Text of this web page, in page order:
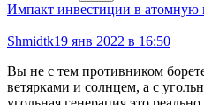
Импакт инвестиции в атомную
Shmidtk19 янв 2022 в 16:50
Вы не с тем противником
ветярками и солнцем, а с